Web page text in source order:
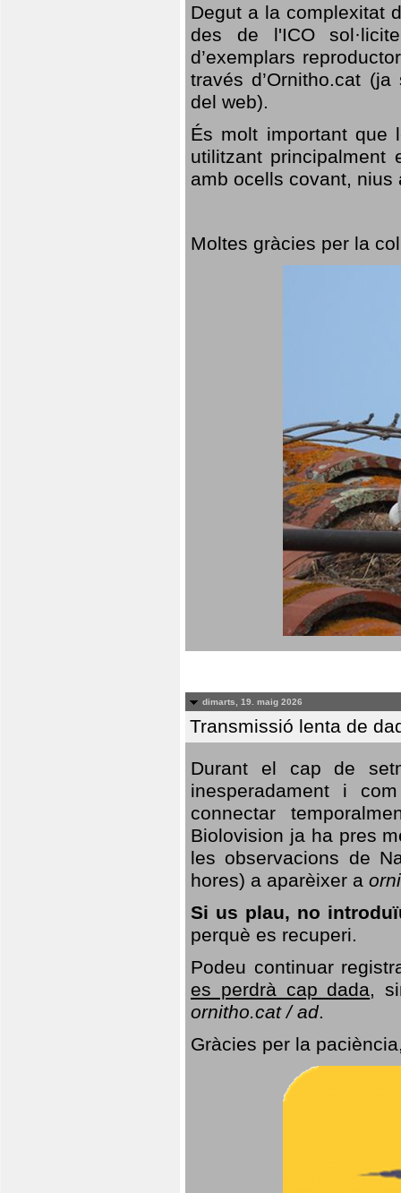
Degut a la complexitat
des de l'ICO
d’exemplars
través d’Ornitho.cat
del web).
És molt important que
utilitzant
amb ocells covant,
Moltes gràcies per la
dimarts, 19. maig 2026
Transmissió lenta de
Durant el cap de
inesperadament i
connectar
Biolovision ja ha pres
les observacions de
hores) a aparèixer a
Si us plau, no
perquè es recuperi.
Podeu continuar
es perdrà cap dada,
ornitho.cat / ad.
Gràcies per la